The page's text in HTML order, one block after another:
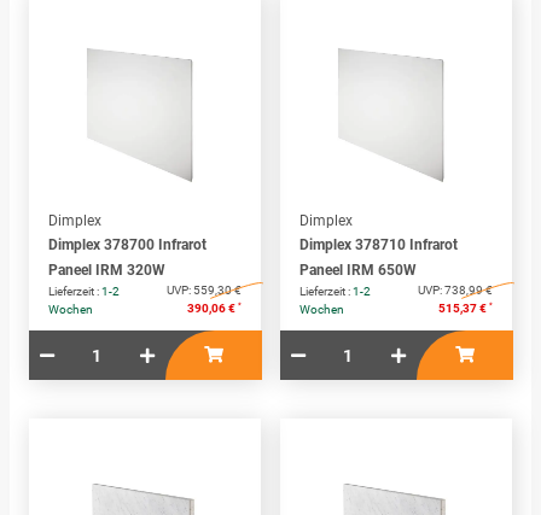
Dimplex
Dimplex 378700 Infrarot
Paneel IRM 320W
Lieferzeit :1-2
Wochen
UVP: 559,30 €
390,06 € *
Dimplex
Dimplex 378710 Infrarot
Paneel IRM 650W
Lieferzeit :1-2
Wochen
UVP:738,99 €
515,37 € *